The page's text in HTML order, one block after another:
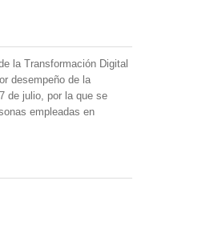
la Transformación Digital
desempeño de la
de julio, por la que se
empleadas en